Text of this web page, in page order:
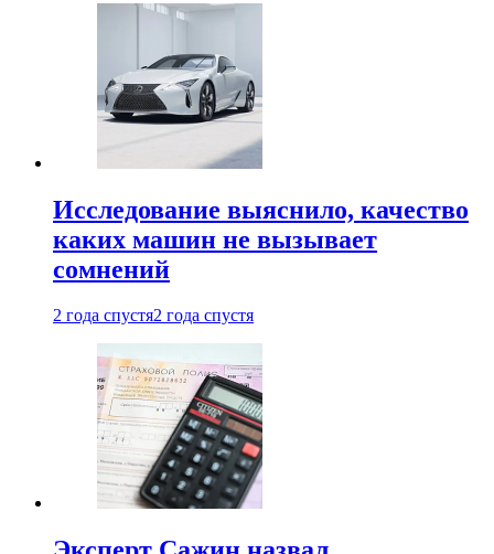
Исследование выяснило, качество
каких машин не вызывает
сомнений
2 года спустя2 года спустя